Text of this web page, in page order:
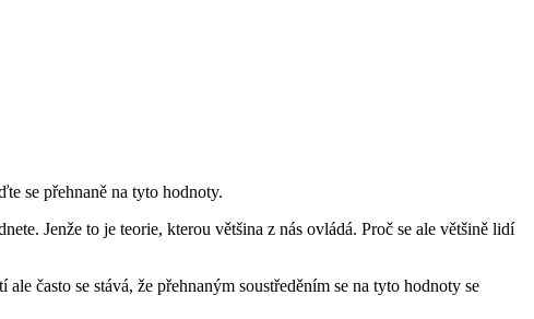
se přehnaně na tyto hodnoty.
Jenže to je teorie, kterou většina z nás ovládá. Proč se ale většině lidí
často se stává, že přehnaným soustředěním se na tyto hodnoty se